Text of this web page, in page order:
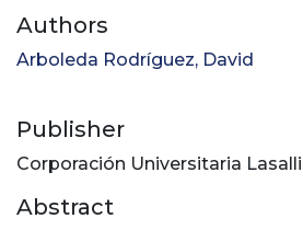
Authors
Arboleda Rodríguez, David
Publisher
Corporación Universitaria
Abstract